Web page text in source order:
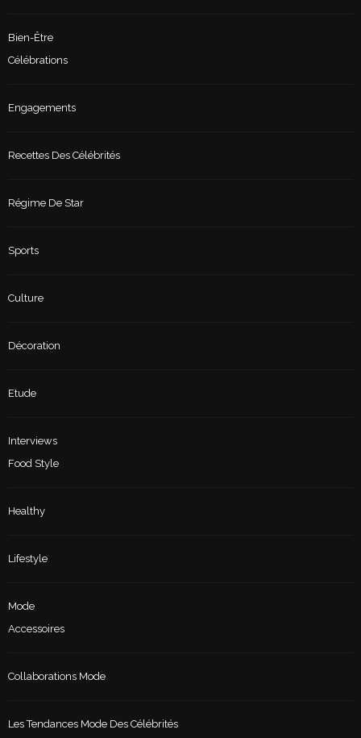
Bien-Être
Célébrations
Engagements
Recettes Des Célébrités
Régime De Star
Sports
Culture
Décoration
Etude
Interviews
Food Style
Healthy
Lifestyle
Mode
Accessoires
Collaborations Mode
Les Tendances Mode Des Célébrités